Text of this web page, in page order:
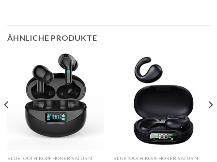
ÄHNLICHE PRODUKTE
BLUETOOTH KOPFHÖRER SATURN BLUETOOTH KOPFHÖRER SATURN